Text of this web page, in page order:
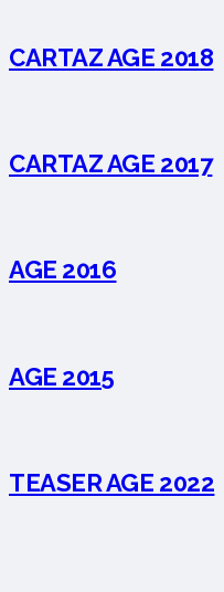
CARTAZ AGE 2018
CARTAZ AGE 2017
AGE 2016
AGE 2015
TEASER AGE 2022